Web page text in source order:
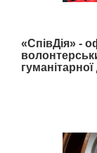
«СпівДія» -